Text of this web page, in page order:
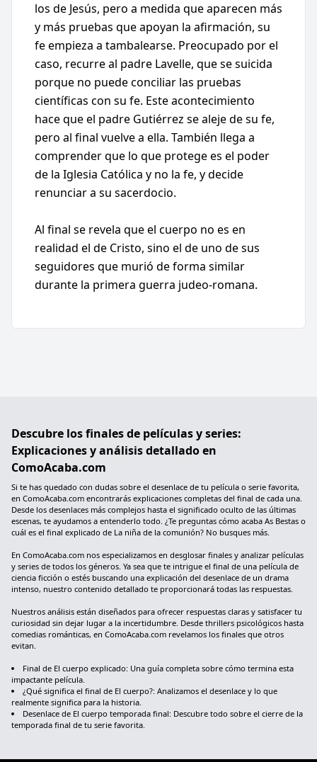
los de Jesús, pero a medida que aparecen más
y más pruebas que apoyan la afirmación, su
fe empieza a tambalearse. Preocupado por el
caso, recurre al padre Lavelle, que se suicida
porque no puede conciliar las pruebas
científicas con su fe. Este acontecimiento
hace que el padre Gutiérrez se aleje de su fe,
pero al final vuelve a ella. También llega a
comprender que lo que protege es el poder
de la Iglesia Católica y no la fe, y decide
renunciar a su sacerdocio.
Al final se revela que el cuerpo no es en
realidad el de Cristo, sino el de uno de sus
seguidores que murió de forma similar
durante la primera guerra judeo-romana.
Descubre los finales de películas y series:
Explicaciones y análisis detallado en
ComoAcaba.com
Si te has quedado con dudas sobre el desenlace de tu película o serie favorita,
en ComoAcaba.com encontrarás explicaciones completas del final de cada una.
Desde los desenlaces más complejos hasta el significado oculto de las últimas
escenas, te ayudamos a entenderlo todo. ¿Te preguntas cómo acaba As Bestas o
cuál es el final explicado de La niña de la comunión? No busques más.
En ComoAcaba.com nos especializamos en desglosar finales y analizar películas
y series de todos los géneros. Ya sea que te intrigue el final de una película de
ciencia ficción o estés buscando una explicación del desenlace de un drama
intenso, nuestro contenido detallado te proporcionará todas las respuestas.
Nuestros análisis están diseñados para ofrecer respuestas claras y satisfacer tu
curiosidad sin dejar lugar a la incertidumbre. Desde thrillers psicológicos hasta
comedias románticas, en ComoAcaba.com revelamos los finales que otros
evitan.
Final de El cuerpo explicado: Una guía completa sobre cómo termina esta
impactante película.
¿Qué significa el final de El cuerpo?: Analizamos el desenlace y lo que
realmente significa para la historia.
Desenlace de El cuerpo temporada final: Descubre todo sobre el cierre de la
temporada final de tu serie favorita.